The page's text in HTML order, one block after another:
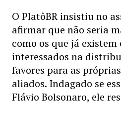
O PlatôBR insistiu no
afirmar que não seria
como os que já existem
interessados na
favores para as
aliados. Indagado se
Flávio Bolsonaro, ele